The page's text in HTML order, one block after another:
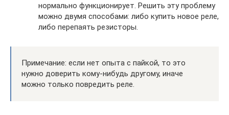
нормально функционирует. Решить эту проблему
можно двумя способами: либо купить новое реле,
либо перепаять резисторы.
Примечание: если нет опыта с пайкой, то это
нужно доверить кому-нибудь другому, иначе
можно только повредить реле.